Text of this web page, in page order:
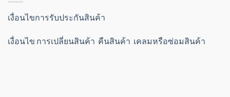
เงื่อนไขการรับประกันสินค้า
เงื่อนไข การเปลี่ยนสินค้า คืนสินค้า เคลมหรือซ่อมสินค้า